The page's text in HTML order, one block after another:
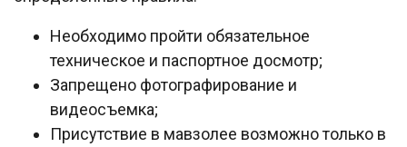
Необходимо пройти обязательное
техническое и паспортное досмотр;
Запрещено фотографирование и
видеосъемка;
Присутствие в мавзолее возможно только в